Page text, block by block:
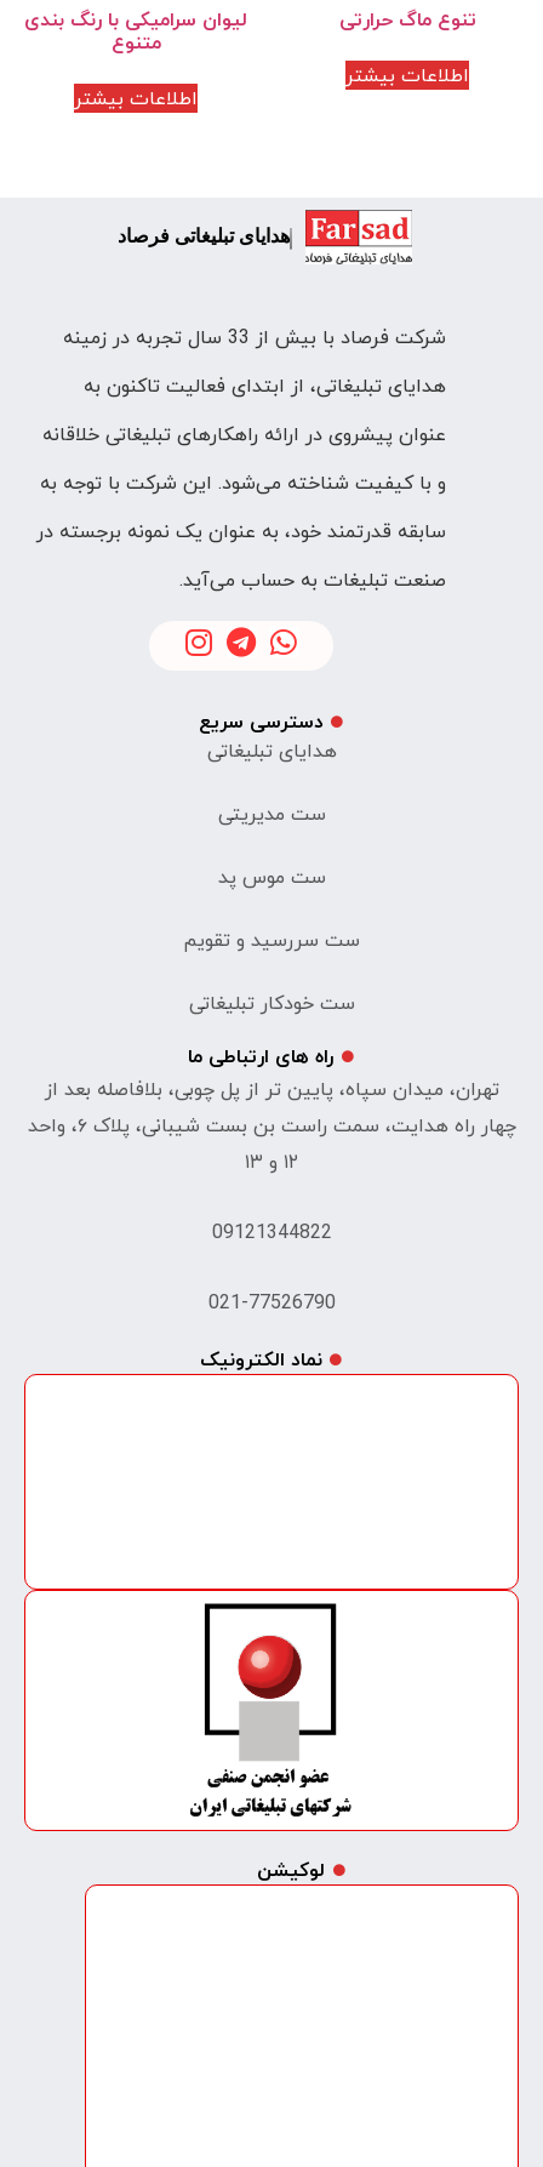
تنوع ماگ حرارتی
اطلاعات بیشتر
لیوان سرامیکی با رنگ بندی
متنوع
اطلاعات بیشتر
هدایای تبلیغاتی فرصاد
شرکت فرصاد با بیش از 33 سال تجربه در زمینه
هدایای تبلیغاتی، از ابتدای فعالیت تاکنون به
عنوان پیشروی در ارائه راهکارهای تبلیغاتی خلاقانه
و با کیفیت شناخته می‌شود. این شرکت با توجه به
سابقه قدرتمند خود، به عنوان یک نمونه برجسته در
صنعت تبلیغات به حساب می‌آید.
دسترسی سریع
هدایای تبلیغاتی
ست مدیریتی
ست موس پد
ست سررسید و تقویم
ست خودکار تبلیغاتی
راه های ارتباطی ما
تهران، میدان سپاه، پایین تر از پل چوبی، بلافاصله بعد از
چهار راه هدایت، سمت راست بن بست شیبانی، پلاک ۶، واحد
۱۲ و ۱۳
09121344822
021-77526790
نماد الکترونیک
لوکیشن